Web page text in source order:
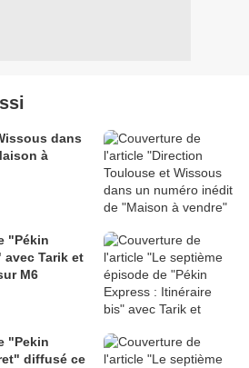
dans
à
"Pékin
Tarik et
M6
"Pekin
diffusé ce